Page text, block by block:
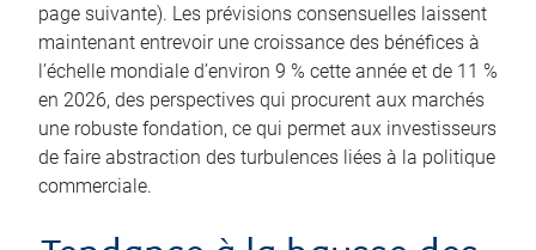
page suivante). Les prévisions consensuelles laissent
maintenant entrevoir une croissance des bénéfices à
l’échelle mondiale d’environ 9 % cette année et de 11 %
en 2026, des perspectives qui procurent aux marchés
une robuste fondation, ce qui permet aux investisseurs
de faire abstraction des turbulences liées à la politique
commerciale.